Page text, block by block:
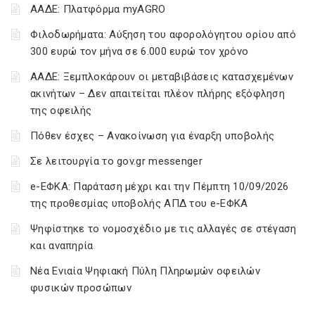
ΑΑΔΕ: Πλατφόρμα myAGRO
Φιλοδωρήματα: Αύξηση του αφορολόγητου ορίου από
300 ευρώ τον μήνα σε 6.000 ευρώ τον χρόνο
ΑΑΔΕ: Ξεμπλοκάρουν οι μεταβιβάσεις κατασχεμένων
ακινήτων – Δεν απαιτείται πλέον πλήρης εξόφληση
της οφειλής
Πόθεν έσχες – Ανακοίνωση για έναρξη υποβολής
Σε λειτουργία το gov.gr messenger
e-ΕΦΚΑ: Παράταση μέχρι και την Πέμπτη 10/09/2026
της προθεσμίας υποβολής ΑΠΔ του e-ΕΦΚΑ
Ψηφίστηκε το νομοσχέδιο με τις αλλαγές σε στέγαση
και αναπηρία
Νέα Ενιαία Ψηφιακή Πύλη Πληρωμών οφειλών
φυσικών προσώπων